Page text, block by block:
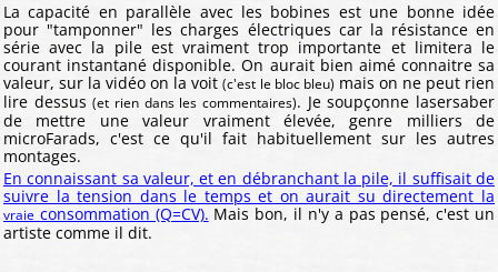
La capacité en parallèle avec les bobines est une bonne idée
pour "tamponner" les charges électriques car la résistance en
série avec la pile est vraiment trop importante et limitera le
courant instantané disponible. On aurait bien aimé connaitre sa
valeur, sur la vidéo on la voit(c'est le bloc bleu) mais on ne peut rien
lire dessus(et rien dans les commentaires). Je soupçonne lasersaber
de mettre une valeur vraiment élevée, genre milliers de
microFarads, c'est ce qu'il fait habituellement sur les autres
montages.
En connaissant sa valeur, et en débranchant la pile, il suffisait de
suivre la tension dans le temps et on aurait su directement la
vraie consommation (Q=CV). Mais bon, il n'y a pas pensé, c'est un
artiste comme il dit.